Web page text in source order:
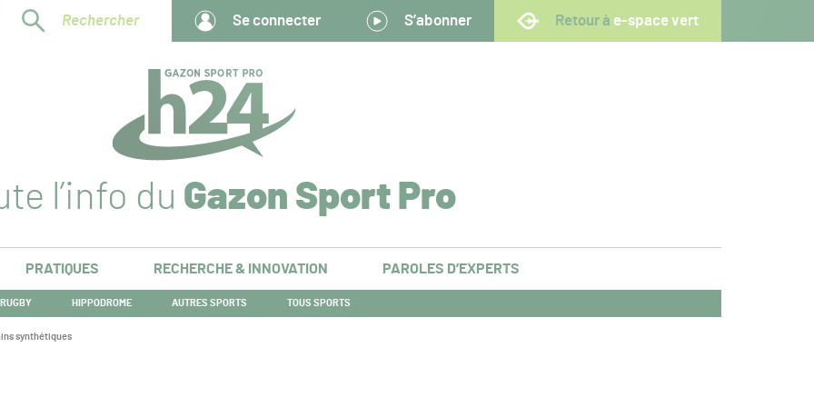
Rechercher Se connecter S’abonner Retour à e-space vert
l’info du Gazon Sport Pro
PRATIQUES RECHERCHE & INNOVATION PAROLES D’EXPERTS
RUGBY HIPPODROME AUTRES SPORTS TOUS SPORTS
synthétiques